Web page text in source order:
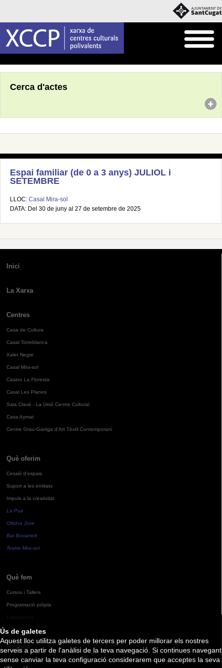
Ús de galetes
Aquest lloc utilitza galetes de tercers per poder millorar els nostres
serveis a partir de l'anàlisi de la teva navegació. Si continues navegant
sense canviar la teva configuració considerarem que acceptes la seva
Cerca d'actes
Espai familiar (de 0 a 3 anys) JULIOL i
SETEMBRE
LLOC: Casal Mira-sol
DATA: Del 30 de juny al 27 de setembre de 2025
Inici
La Xarxa
Centres
Casa de Cultura
Casal Torreblanca
Xalet Negre
Casal Mira-sol
Casino La Floresta
Casal Les Planes
Sala Clavé - La Unió Centre Cultural
Casa Aymat
Centre Grau-Garriga d'Art Tèxtil Contemporani
Què oferim
Cessió d'espais
Suport a les entitats
Impuls a la creativitat
La Pua
Oficina Jove
Bar Bocamoll
Teatre Mira-sol
Què fem
Cursos i Tallers
Programació pròpia
Agenda